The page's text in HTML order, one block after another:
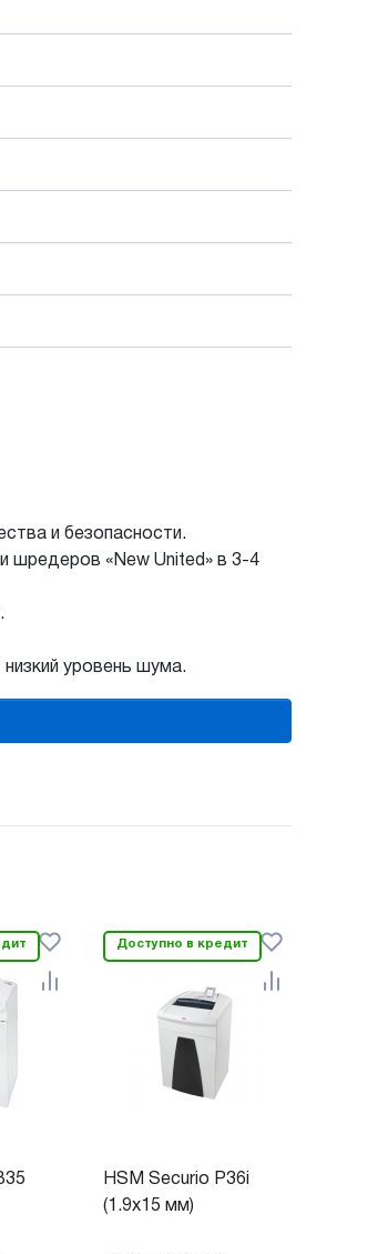
и безопасности.
шредеров «New United» в 3-4
уровень шума.
Доступно в кредит
HSM Securio P36i
(1.9x15 мм)